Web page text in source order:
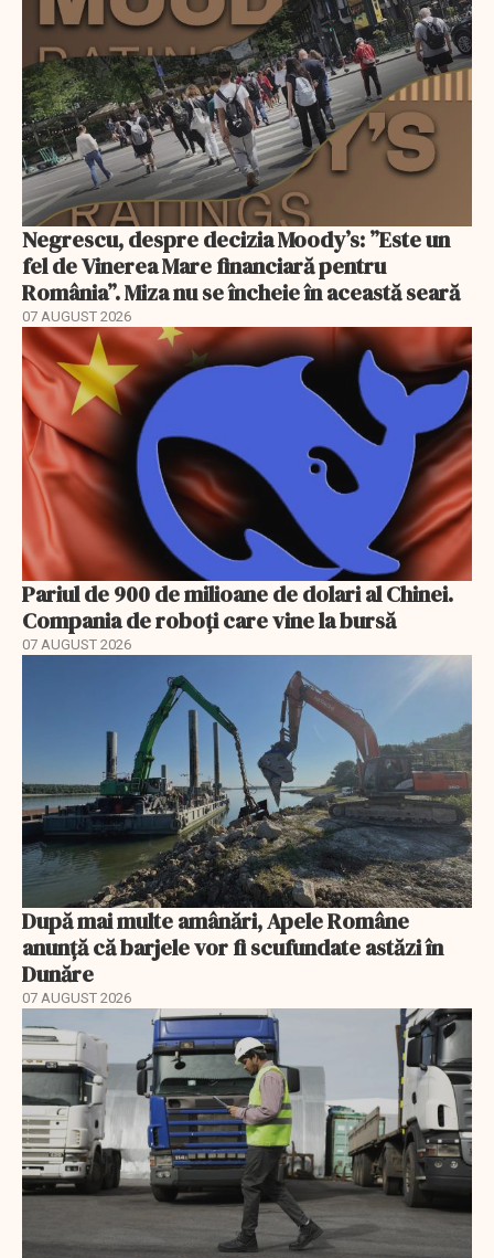
Negrescu, despre decizia Moody’s: ”Este un
fel de Vinerea Mare financiară pentru
România”. Miza nu se încheie în această seară
07 AUGUST 2026
Pariul de 900 de milioane de dolari al Chinei.
Compania de roboți care vine la bursă
07 AUGUST 2026
După mai multe amânări, Apele Române
anunță că barjele vor fi scufundate astăzi în
Dunăre
07 AUGUST 2026